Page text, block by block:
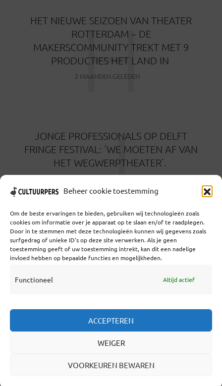
Beheer cookie toestemming
Om de beste ervaringen te bieden, gebruiken wij technologieën zoals
cookies om informatie over je apparaat op te slaan en/of te raadplegen.
Door in te stemmen met deze technologieën kunnen wij gegevens zoals
surfgedrag of unieke ID's op deze site verwerken. Als je geen
toestemming geeft of uw toestemming intrekt, kan dit een nadelige
invloed hebben op bepaalde functies en mogelijkheden.
Functioneel Altijd actief
ACCEPTEREN
WEIGER
VOORKEUREN BEWAREN
HET NIEUWE SEIZOEN VAN THEATER
ROTTERDAM – DE
MAKERSCOMMUNITY TREKT MET 9
PRODUCTIES HET LAND IN
2 MAANDEN GELEDEN
H
JONGE PROFESSIONALS OP DELFT
FRINGE FESTIVAL: ‘WE MOETEN AF VAN
HET WEGWERPTHEATER’.
J
Coöperatief Cultureel Persbureau U.A. | Salzburg 29 |
3524KS Utrecht | KvK: 55573592 |Btw: